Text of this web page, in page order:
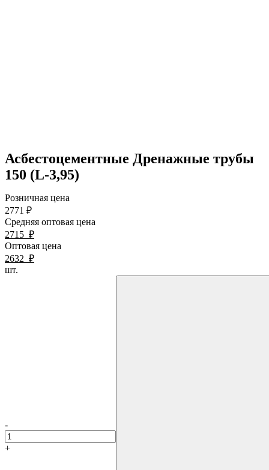
Асбестоцементные Дренажные трубы
150 (L-3,95)
Розничная цена
2771 ₽
Средняя оптовая цена
2715 ₽
Оптовая цена
2632 ₽
шт.
-
+